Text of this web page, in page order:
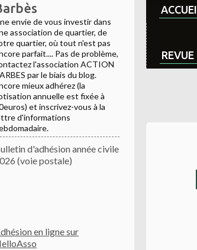
envie de vous investir dans
association de quartier, de
quartier, où tout n'est pas
parfait.... Pas de problème,
l'association ACTION
par le biais du blog.
mieux adhérez (la
annuelle est fixée à
et inscrivez-vous à la
d'informations
d'adhésion année civile
(voie postale)
en ligne sur
REVUE